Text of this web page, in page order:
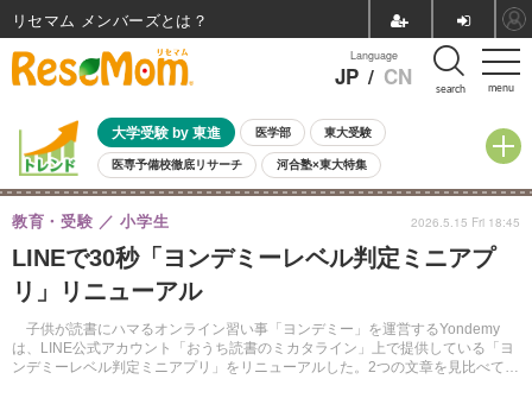
menu
Language
JP / CN search
大学受験 by 東進 医学部 東大受験
医専予備校徹底リサーチ 河合塾×東大特集
親子で考える大学選び 高校受験 中学受験 小学校受験
共通テスト 夏休み
8月開催イベント・WS 全国公立高校 過去問 人気記事
自由研究教材（小学生向け）
LINEで30秒「ヨンデミーレベル判定ミニアプ
リ」リニューアル
子供が読書にハマるオンライン習い事「ヨンデミー」を運営するYondemy
は、LINE公式アカウント「おうち読書のミカタライン」上で提供している「ヨ
ンデミーレベル判定ミニアプリ」をリニューアルした。2つの文章を見比べて選
教育・受験 小学生 2026.5.15 Fri 18:45
リセマム メンバーズ